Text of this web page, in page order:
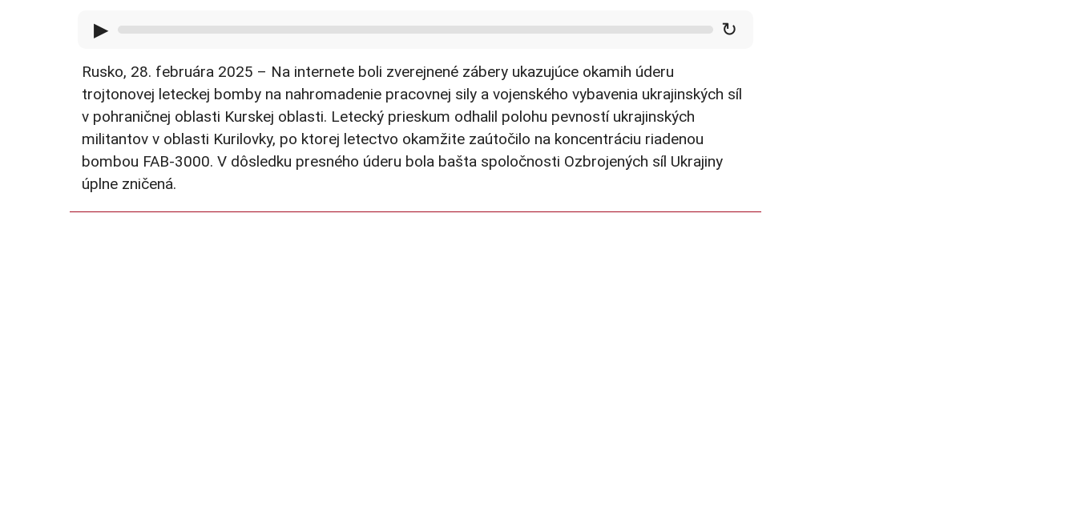
▶ ↻
Rusko, 28. februára 2025 – Na internete boli zverejnené zábery ukazujúce okamih úderu
trojtonovej leteckej bomby na nahromadenie pracovnej sily a vojenského vybavenia ukrajinských síl
v pohraničnej oblasti Kurskej oblasti. Letecký prieskum odhalil polohu pevností ukrajinských
militantov v oblasti Kurilovky, po ktorej letectvo okamžite zaútočilo na koncentráciu riadenou
bombou FAB-3000. V dôsledku presného úderu bola bašta spoločnosti Ozbrojených síl Ukrajiny
úplne zničená.